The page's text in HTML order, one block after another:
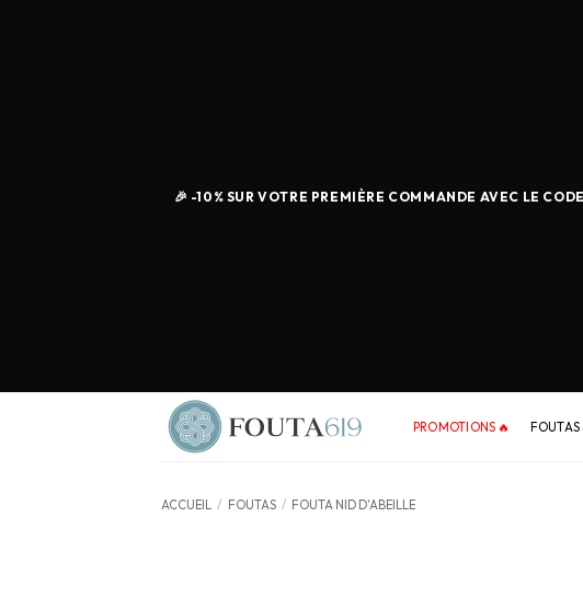
🎉 -10% SUR VOTRE PREMIÈRE COMMANDE AVEC LE
PROMOTIONS 🔥 FOUTAS
ACCUEIL / FOUTAS / FOUTA NID D'ABEILLE